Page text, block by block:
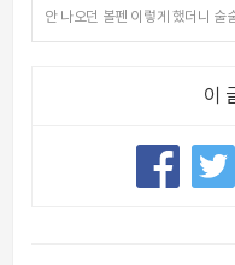
안 나오던 볼펜 이렇게 했더니 술
이